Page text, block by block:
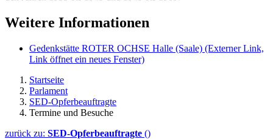
Weitere Informationen
Gedenkstätte ROTER OCHSE Halle (Saale) (Externer Link,
Link öffnet ein neues Fenster)
Startseite
Parlament
SED-Opferbeauftragte
Termine und Besuche
zurück zu: SED-Opferbeauftragte ()